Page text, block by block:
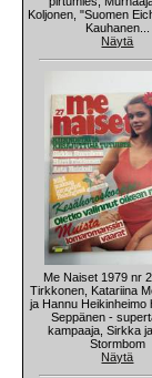
Koljonen, "Suomen
Kauhanen...
Näytä
Me Naiset 1979 nr
Tirkkonen, Katariina
ja Hannu Heikinheimo
Seppänen -
kampaaja, Sirkka
Stormbom
Näytä